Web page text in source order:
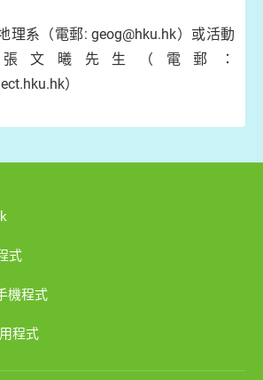
理系（電郵: geog@hku.hk）或活動
文曦先生（電郵：
）
式
機程式
程式